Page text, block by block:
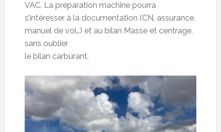
VAC. La préparation machine pourra
s’intéresser à la documentation (CN, assurance,
manuel de vol…) et au bilan Masse et centrage,
sans oublier
le bilan carburant.